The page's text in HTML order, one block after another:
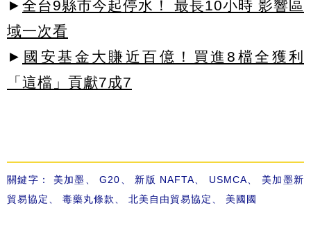
► 全台9縣市今起停水！ 最長10小時 影響區
域一次看
► 國安基金大賺近百億！買進8檔全獲利
「這檔」貢獻7成7
關鍵字： 美加墨 、G20 新版 NAFTA USMCA
美加墨新
貿易協定
毒藥丸條款 北美自由貿易協定 美國國